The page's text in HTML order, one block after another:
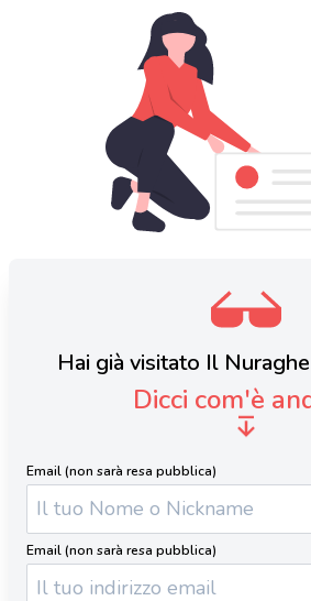
Hai già visitato Il
Dicci com'è
Email (non sarà resa pubblica)
Email (non sarà resa pubblica)